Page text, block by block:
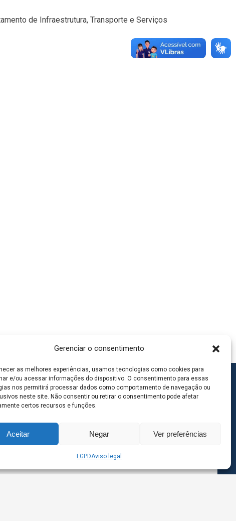
Gerenciar o consentimento
as melhores experiências, usamos tecnologias como cookies para
e/ou acessar informações do dispositivo. O consentimento para essas
nos permitirá processar dados como comportamento de navegação ou
neste site. Não consentir ou retirar o consentimento pode afetar
certos recursos e funções.
Aceitar Negar Ver preferências
LGPDAviso legal
de Infraestrutura, Transporte e Serviços